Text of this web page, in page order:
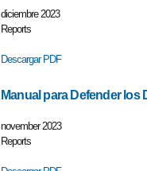
diciembre 2023
Reports
Descargar PDF
Manual para Defender
november 2023
Reports